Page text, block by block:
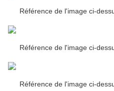
Référence de l'image ci-
Référence de l'image ci-
Référence de l'image ci-